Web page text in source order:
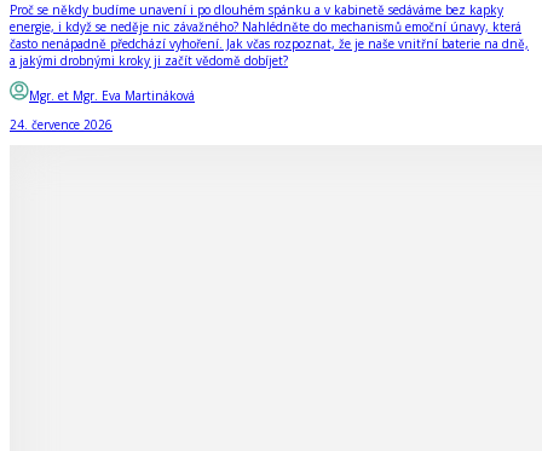
Proč se někdy budíme unavení i po dlouhém spánku a v kabinetě sedáváme bez kapky
energie, i když se neděje nic závažného? Nahlédněte do mechanismů emoční únavy, která
často nenápadně předchází vyhoření. Jak včas rozpoznat, že je naše vnitřní baterie na dně,
a jakými drobnými kroky ji začít vědomě dobíjet?
Mgr. et Mgr. Eva Martináková
24. července 2026